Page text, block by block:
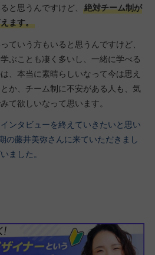
と思うんですけど、
絶対チーム制が
ます。
ていう方もいると思うんですけど、
ぶことも凄く多いし、一緒に学べる
、本当に素晴らしいなって今は思え
か、チーム制に不安がある人も、気
て欲しいなって思います。
ンタビューを終えていきたいと思い
の藤井美弥さんに来ていただきまし
ました。